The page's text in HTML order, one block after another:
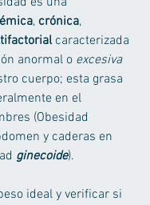
, crónica,
caracterizada
anormal o excesiva
cuerpo; esta grasa
en el
(Obesidad
y caderas en
ginecoide).
ideal y verificar si